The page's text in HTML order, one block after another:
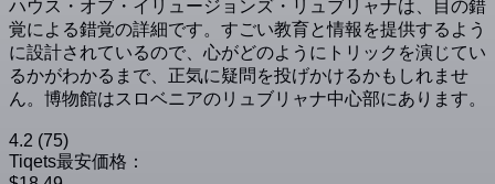
ハウス・オブ・イリュージョンズ・リュブリャナは、目の錯
覚による錯覚の詳細です。すごい教育と情報を提供するよう
に設計されているので、心がどのようにトリックを演じてい
るかがわかるまで、正気に疑問を投げかけるかもしれませ
ん。博物館はスロベニアのリュブリャナ中心部にあります。
4.2 (75)
Tiqets最安価格：